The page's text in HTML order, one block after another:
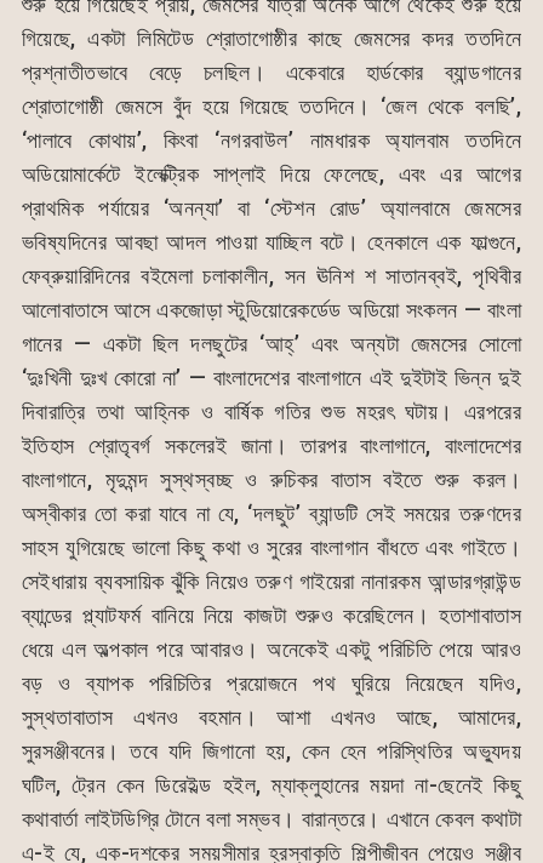
গিয়েছে, একটা লিমিটেড শ্রোতাগোষ্ঠীর কাছে জেমসের কদর ততদিনে
প্রশ্নাতীতভাবে বেড়ে চলছিল। একেবারে হার্ডকোর ব্যান্ডগানের
শ্রোতাগোষ্ঠী জেমসে বুঁদ হয়ে গিয়েছে ততদিনে। ‘জেল থেকে বলছি’,
‘পালাবে কোথায়’, কিংবা ‘নগরবাউল’ নামধারক অ্যালবাম ততদিনে
অডিয়োমার্কেটে ইলেক্ট্রিক সাপ্লাই দিয়ে ফেলেছে, এবং এর আগের
প্রাথমিক পর্যায়ের ‘অনন্যা’ বা ‘স্টেশন রোড’ অ্যালবামে জেমসের
ভবিষ্যদিনের আবছা আদল পাওয়া যাচ্ছিল বটে। হেনকালে এক ফাল্গুনে,
ফেব্রুয়ারিদিনের বইমেলা চলাকালীন, সন ঊনিশ শ সাতানব্বই, পৃথিবীর
আলোবাতাসে আসে একজোড়া স্টুডিয়োরেকর্ডেড অডিয়ো সংকলন — বাংলা
গানের — একটা ছিল দলছুটের ‘আহ্’ এবং অন্যটা জেমসের সোলো
‘দুঃখিনী দুঃখ কোরো না’ — বাংলাদেশের বাংলাগানে এই দুইটাই ভিন্ন দুই
দিবারাত্রি তথা আহ্নিক ও বার্ষিক গতির শুভ মহরৎ ঘটায়। এরপরের
ইতিহাস শ্রোতৃবর্গ সকলেরই জানা। তারপর বাংলাগানে, বাংলাদেশের
বাংলাগানে, মৃদুমন্দ সুস্থস্বচ্ছ ও রুচিকর বাতাস বইতে শুরু করল।
অস্বীকার তো করা যাবে না যে, ‘দলছুট’ ব্যান্ডটি সেই সময়ের তরুণদের
সাহস যুগিয়েছে ভালো কিছু কথা ও সুরের বাংলাগান বাঁধতে এবং গাইতে।
সেইধারায় ব্যবসায়িক ঝুঁকি নিয়েও তরুণ গাইয়েরা নানারকম আন্ডারগ্রাউন্ড
ব্যান্ডের প্ল্যাটফর্ম বানিয়ে নিয়ে কাজটা শুরুও করেছিলেন। হতাশাবাতাস
ধেয়ে এল অল্পকাল পরে আবারও। অনেকেই একটু পরিচিতি পেয়ে আরও
বড় ও ব্যাপক পরিচিতির প্রয়োজনে পথ ঘুরিয়ে নিয়েছেন যদিও,
সুস্থতাবাতাস এখনও বহমান। আশা এখনও আছে, আমাদের,
সুরসঞ্জীবনের। তবে যদি জিগানো হয়, কেন হেন পরিস্থিতির অভ্যুদয়
ঘটিল, ট্রেন কেন ডিরেইল্ড হইল, ম্যাক্লুহানের ময়দা না-ছেনেই কিছু
কথাবার্তা লাইটডিগ্রি টোনে বলা সম্ভব। বারান্তরে। এখানে কেবল কথাটা
এ-ই যে, এক-দশকের সময়সীমার হ্রস্বাকৃতি শিল্পীজীবন পেয়েও সঞ্জীব